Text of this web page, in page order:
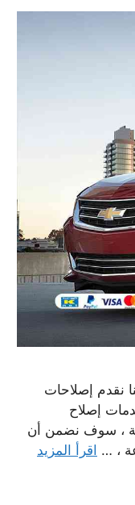
نقدم إصلاحات
إصلاح
، سوف نضمن أن
، … اقرأ المزيد